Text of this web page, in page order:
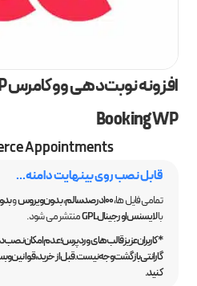
BookingWP
Appointments
قابل نصب روی بینهایت دامنه...
تمامی فایل ها،100 درصد سالم ،بدون ویروسو
بالایسنس اورجینال GPL
منتشر می شود.
*کاربران عزیز قالب‌های وردپرس؛ عدم امکان نصب
گارانتی بازگشت وجه نیست. قبل از خرید، قوانین
کنید.